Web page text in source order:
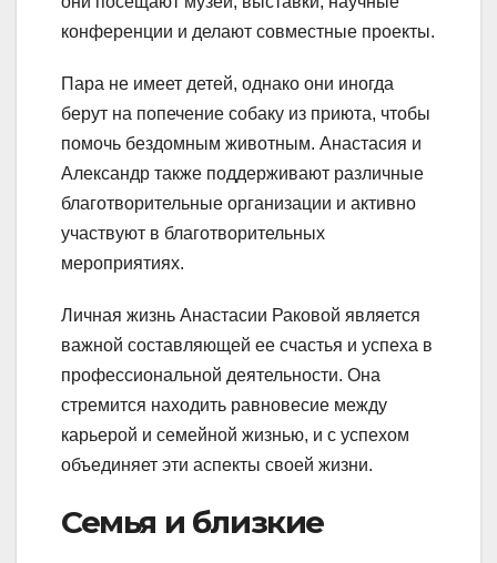
конференции и делают совместные проекты.
Пара не имеет детей, однако они иногда
берут на попечение собаку из приюта, чтобы
помочь бездомным животным. Анастасия и
Александр также поддерживают различные
благотворительные организации и активно
участвуют в благотворительных
мероприятиях.
Личная жизнь Анастасии Раковой является
важной составляющей ее счастья и успеха в
профессиональной деятельности. Она
стремится находить равновесие между
карьерой и семейной жизнью, и с успехом
объединяет эти аспекты своей жизни.
Семья и близкие